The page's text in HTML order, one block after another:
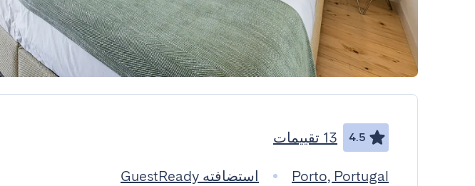
4.5 13 تقييمات
Porto, Portugal
استضافته GuestReady